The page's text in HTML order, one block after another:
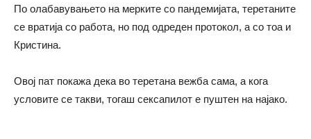
По олабавувањето на мерките со пандемијата, теретаните
се вратија со работа, но под одреден протокол, а со тоа и
Кристина.
Овој пат покажа дека во теретана вежба сама, а кога
условите се такви, тогаш сексапилот е пуштен на најако.